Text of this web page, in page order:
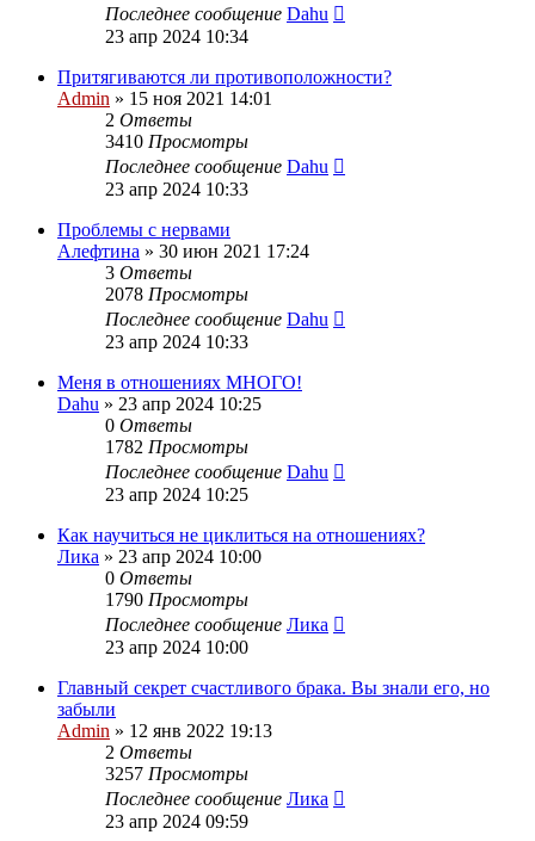
Последнее сообщение Dahu
23 апр 2024 10:34
Притягиваются ли противоположности?
Admin » 15 ноя 2021 14:01
2 Ответы
3410 Просмотры
Последнее сообщение Dahu
23 апр 2024 10:33
Проблемы с нервами
Алефтина » 30 июн 2021 17:24
3 Ответы
2078 Просмотры
Последнее сообщение Dahu
23 апр 2024 10:33
Меня в отношениях МНОГО!
Dahu » 23 апр 2024 10:25
0 Ответы
1782 Просмотры
Последнее сообщение Dahu
23 апр 2024 10:25
Как научиться не циклиться на отношениях?
Лика » 23 апр 2024 10:00
0 Ответы
1790 Просмотры
Последнее сообщение Лика
23 апр 2024 10:00
Главный секрет счастливого брака. Вы знали его, но
забыли
Admin » 12 янв 2022 19:13
2 Ответы
3257 Просмотры
Последнее сообщение Лика
23 апр 2024 09:59